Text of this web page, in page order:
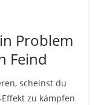
Problem
Feind
scheinst du
zu kämpfen